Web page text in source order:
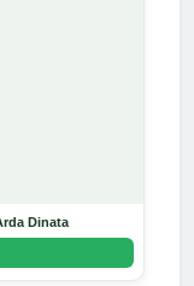
Dinata